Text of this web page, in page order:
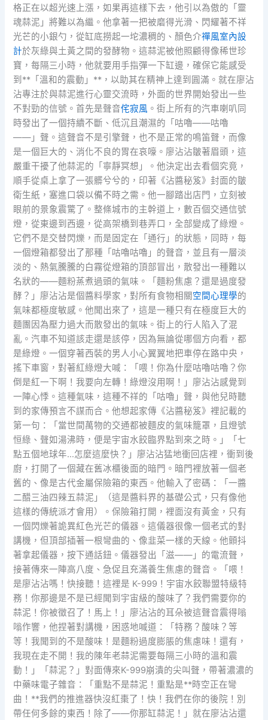
格正在以超光速上漲，如果再這樣下去，他引以為傲的「靈
魂蒜泥」將難以為繼。他拿著一把被磨得光滑、閃耀著不祥
光芒的小銀勺，從缸底撈起一坨濃稠的、顏色介禪風室內設
計於灰綠與土黃之間的發酵物。這蒜泥被他照顧得像稀世珍
寶，每隔三小時，他就要用手指彈一下缸邊，確保它能感受
到**「溫和的震動」**，以助其在精神上達到圓滿。就在廖沾
沾專注於與蒜泥進行心靈交流時，外面的世界開始發出一些
不對勁的信號。首先是聲音侘寂風 。街上所有的汽車喇叭同
時發出了一個持續不斷、低沉且潮濕的「咕嚕——咕嚕
——」聲。這聲音不是引擎聲，也不是正常的鳴笛聲，而像
是一個巨大的、消化不良的胃在哀嚎。廖沾沾皺著眉頭，這
嚴重干擾了他蒜泥的「寧靜冥想」。他決定出去看個究竟，
順手從桌上拿了一張髒兮兮的，印著《沾醬秘笈》封面的皺
衛生紙，塞進口袋以備不時之需。他一腳踏出店門，立刻被
眼前的景象震驚了。整條城市的主幹道上，數百個交通信號
燈，從東邊到西邊，從高架橋到巷弄口，全部變成了綠燈。
它們不是交替閃爍，而是固定在「通行」的狀態，同時，每
一個燈箱都發出了那種「咕嚕咕嚕」的聲音，並且有一層淡
淡的、熱氣騰騰的白霧從燈箱的頂部冒出，散發出一種難以
名狀的——麵粉蒸煮過頭的氣味。「麵粉焦慮？還是過度發
酵？」廖沾沾是個醬料學家，對所有食物相關空間心理學的
氣味都極度敏感。他聞出來了，這是一種只有在極度巨大的
麵團因為壓力過大而散發出的氣味。街上的行人陷入了混
亂。汽車不知道該走還是該停，因為無論從哪個方向看，都
是綠燈。一個穿著西裝的男人小心翼翼地把車停在路中央，
搖下車窗，對著紅綠燈大喊：「喂！你為什麼咕嚕咕嚕？你
倒是紅一下啊！我要向左轉！綠燈沒用啊！」廖沾沾感覺到
一陣心悸。這種氣味，這種不祥的「咕嚕」聲，與他兒時聽
到的家傳預言不謀而合。他想起家傳《沾醬秘笈》裡記載的
第一句：「當世間萬物的交通都被麵皮的氣味籠罩，且燈號
恒綠、聲如湯沸時，便是宇宙水餃臨界點到來之時。」「七
點五個地球年…怎麼這麼快？」廖沾沾猛地衝回店裡，衝到後
廚，打開了一個藏在舊冰櫃後面的暗門。暗門裡放著一個老
舊的、像是古代金屬保險箱的東西。他輸入了密碼：「一醬
二醋三油四辣五蒜泥」（這是醬料界的基礎公式，只有像他
這樣的傳統派才會用）。保險箱打開，裡面沒有黃金，只有
一個閃爍著詭異紅色光芒的儀器。這儀器很像一個老式的對
講機，但頂部插著一根彎曲的、像韭菜一樣的天線。他顫抖
著拿起儀器，按下通話鈕。儀器發出「滋——」的電流聲，
接著傳來一陣高八度、急促且充滿養生焦慮的聲音。「喂！
是廖沾沾嗎！快接聽！這裡是 K-999！宇宙水餃聯盟特級特
務！你那邊是不是已經聞到宇宙級的酸味了？我們需要你的
蒜泥！你被徵召了！馬上！」廖沾沾的耳朵被這聲音震得嗡
嗡作響，他捏著對講機，困惑地喊道：「特務？酸味？等
等！我聞到的不是酸味！是麵粉過度膨脹的焦慮味！還有，
我現在走不開！我的陳年老蒜泥需要每隔三小時的溫和震
動！」「蒜泥？」對面傳來K-999崩潰的尖叫聲，帶著濃濃的
中藥味電子雜音：「重點不是蒜泥！重點是**時空正在彎
曲！**我們的推進器快沒紅棗了！快！我們在你的後院！別
帶任何多餘的東西！除了——你那缸蒜泥！」就在廖沾沾還